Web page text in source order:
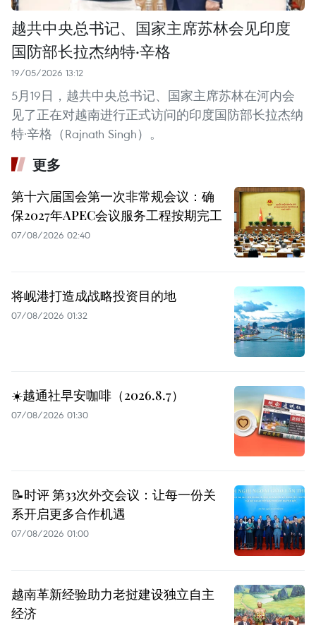
越共中央总书记、国家主席苏林会见印度
国防部长拉杰纳特·辛格
19/05/2026 13:12
5月19日，越共中央总书记、国家主席苏林在河内会
见了正在对越南进行正式访问的印度国防部长拉杰纳
特·辛格（Rajnath Singh）。
更多
第十六届国会第一次非常规会议：确
保2027年APEC会议服务工程按期完工
07/08/2026 02:40
将岘港打造成战略投资目的地
07/08/2026 01:32
☀️越通社早安咖啡（2026.8.7）
07/08/2026 01:30
📝时评 第33次外交会议：让每一份关
系开启更多合作机遇
07/08/2026 01:00
越南革新经验助力老挝建设独立自主
经济